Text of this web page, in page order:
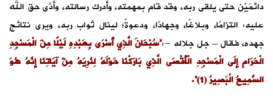
دائمَيْن حتى يلقى ربه، وقد قام بمهمته، وأدرك رسالته، وأدَّى حق الله
عليه: التزامًا، وبلاغًا، وجهادًا، ودعوةً؛ لينال ثواب ربه، ويرى نتائج
جهده، فقال – جل جلاله -:“سُبْحَانَ الَّذِي أَسْرَى بِعَبْدِهِ لَيْلًا مِنَ الْمَسْجِدِ
الْحَرَامِ إِلَى الْمَسْجِدِ الْأَقْصَى الَّذِي بَارَكْنَا حَوْلَهُ لِنُرِيَهُ مِنْ آيَاتِنَا إِنَّهُ هُوَ
السَّمِيعُ الْبَصِيرُ (1)”.